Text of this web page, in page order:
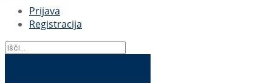
Prijava
Registracija